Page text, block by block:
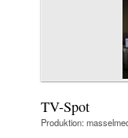
TV-Spot
Produktion: